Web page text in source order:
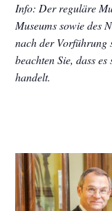
Info: Der reguläre
Museums sowie des
nach der Vorführung
beachten Sie, dass
handelt.